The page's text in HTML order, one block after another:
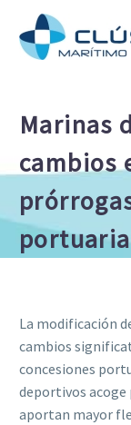
Marinas
cambios
La modificación
cambios
concesiones
deportivos
aportan mayor